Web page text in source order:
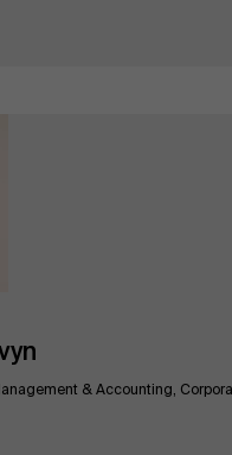
& Accounting,